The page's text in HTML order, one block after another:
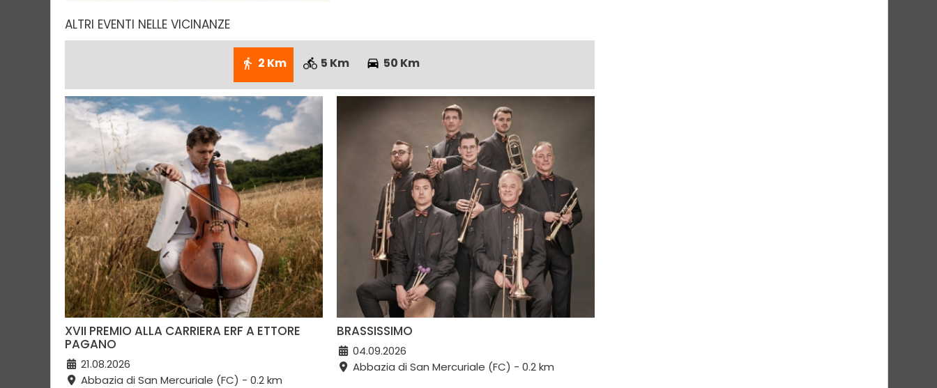
ALTRI EVENTI NELLE VICINANZE
2 Km 5 Km 50 Km
XVII PREMIO ALLA CARRIERA ERF A ETTORE
PAGANO
21.08.2026
Abbazia di San Mercuriale (FC) - 0.2 km
BRASSISSIMO
04.09.2026
Abbazia di San Mercuriale (FC) - 0.2 km